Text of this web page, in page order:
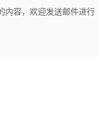
内容，欢迎发送邮件进行